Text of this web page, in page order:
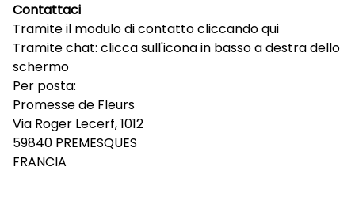
Contattaci
Tramite il modulo di contattocliccando qui
Tramite chat: clicca sull'icona in basso a destra dello
schermo
Per posta:
Promesse de Fleurs
Via Roger Lecerf, 1012
59840 PREMESQUES
FRANCIA